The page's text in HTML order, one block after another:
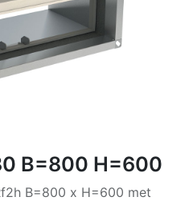
B=800 H=600
B=800 x H=600 met